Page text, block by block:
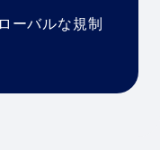
ーバルな規制